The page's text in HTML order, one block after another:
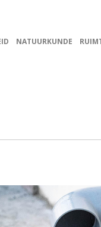
NATUURKUNDE